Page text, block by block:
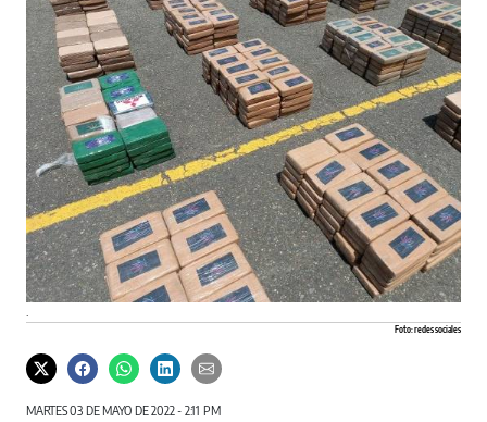
Foto: redes sociales
MARTES 03 DE MAYO DE 2022 - 2:11 PM